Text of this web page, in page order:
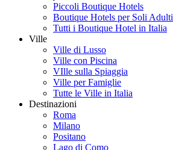
Piccoli Boutique Hotels
Boutique Hotels per Soli Adulti
Tutti i Boutique Hotel in Italia
Ville
Ville di Lusso
Ville con Piscina
VIlle sulla Spiaggia
Ville per Famiglie
Tutte le Ville in Italia
Destinazioni
Roma
Milano
Positano
Lago di Como